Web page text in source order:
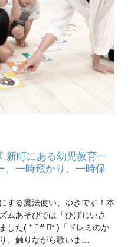
,新町にある幼児教育一
、一時預かり、一時保
する魔法使い、ゆきです！本
ムあそびでは「ひげじいさ
した( * ॑꒳ ॑* )「ドレミのか
、触りながら歌いま…